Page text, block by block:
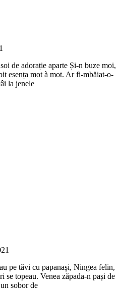
de adorație aparte Și-n buze moi,
esența mot à mot. Ar fi-mbăiat-o-
la jenele
pe tăvi cu papanași, Ningea felin,
topeau. Venea zăpada-n pași de
sobor de